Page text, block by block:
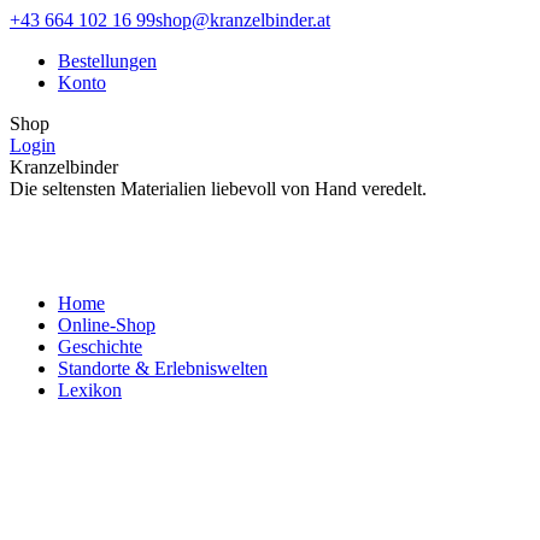
Zum
springen
Facebook
opens
window
Instagram
opens
window
+43 664 102 16 99shop@kranzelbinder.at
Bestellungen
Konto
Shop
Login
Kranzelbinder
Die seltensten Materialien liebevoll von Hand veredelt.
Home
Online-Shop
Geschichte
Standorte & Erlebniswelten
Lexikon